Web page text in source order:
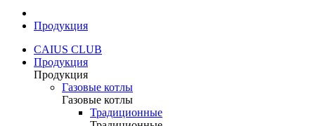
Продукция
CAIUS CLUB
Продукция
Продукция
Газовые котлы
Газовые котлы
Традиционные